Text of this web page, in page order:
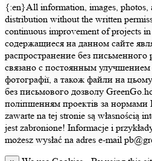
{:en}All information, images, photos,
distribution without the written
continuous improvement of projects
содержащиеся на данном сайте
распространение без
связано с постоянным
фотографії, а також файли на
без письмового дозволу
поліпшенням проектів за
zawarte na tej stronie są własnością
jest zabronione! Informacje i
możesz wysłać na adres e-mail